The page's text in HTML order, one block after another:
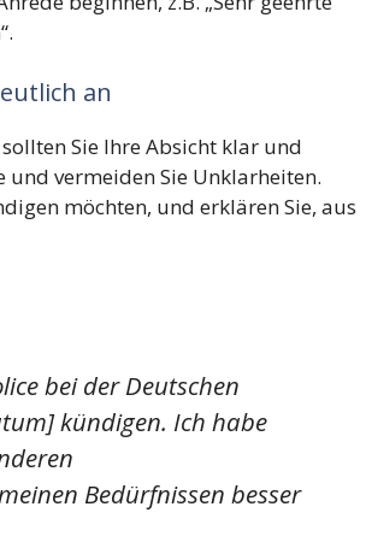
an
Sie Ihre Absicht klar und
und vermeiden Sie Unklarheiten.
möchten, und erklären Sie, aus
bei der Deutschen
kündigen. Ich habe
Bedürfnissen besser